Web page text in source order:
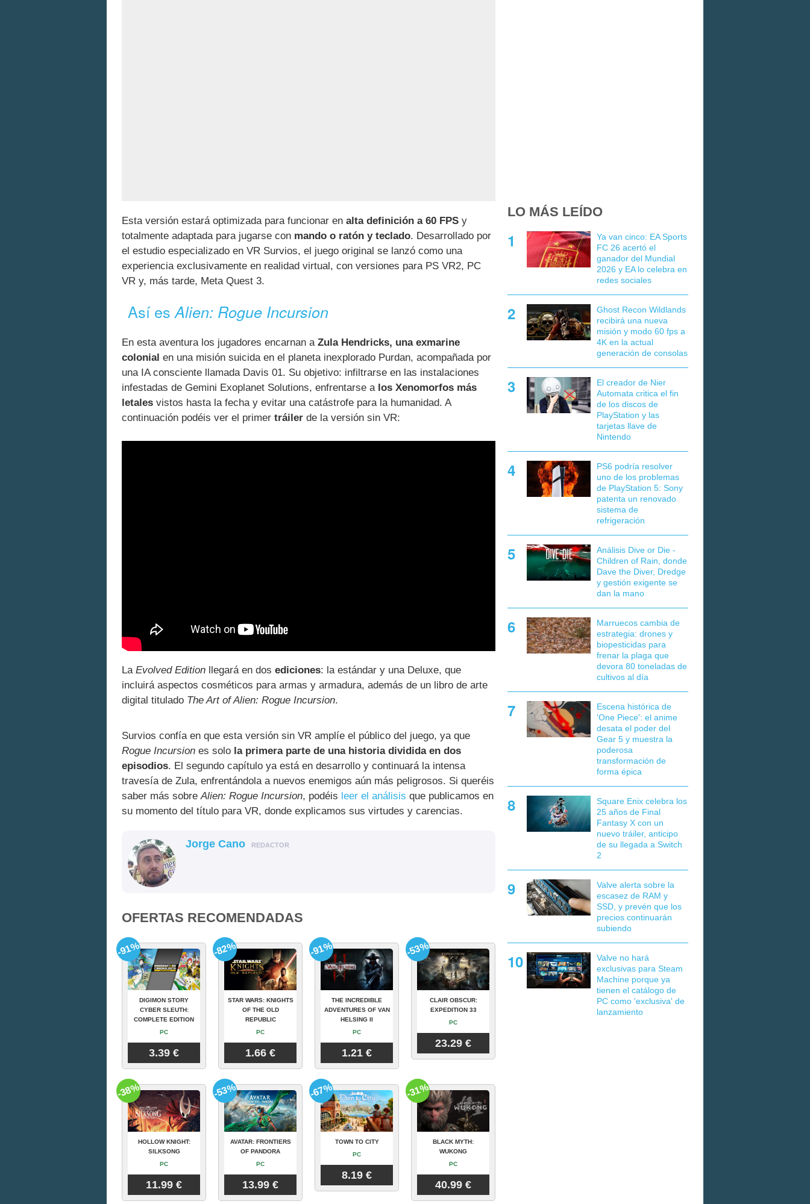
Esta versión estará optimizada para funcionar en alta definición a 60 FPS y
totalmente adaptada para jugarse con mando o ratón y teclado. Desarrollado por
el estudio especializado en VR Survios, el juego original se lanzó como una
experiencia exclusivamente en realidad virtual, con versiones para PS VR2, PC
VR y, más tarde, Meta Quest 3.
Así esAlien: Rogue Incursion
En esta aventura los jugadores encarnan a Zula Hendricks, una exmarine
colonial en una misión suicida en el planeta inexplorado Purdan, acompañada por
una IA consciente llamada Davis 01. Su objetivo: infiltrarse en las instalaciones
infestadas de Gemini Exoplanet Solutions, enfrentarse a los Xenomorfos más
letales vistos hasta la fecha y evitar una catástrofe para la humanidad. A
continuación podéis ver el primer tráiler de la versión sin VR:
La Evolved Edition llegará en dos ediciones: la estándar y una Deluxe, que
incluirá aspectos cosméticos para armas y armadura, además de un libro de arte
digital titulado The Art of Alien: Rogue Incursion.
Survios confía en que esta versión sin VR amplíe el público del juego, ya que
Rogue Incursion es solo la primera parte de una historia dividida en dos
episodios. El segundo capítulo ya está en desarrollo y continuará la intensa
travesía de Zula, enfrentándola a nuevos enemigos aún más peligrosos. Si queréis
saber más sobreAlien: Rogue Incursion, podéis leer el análisis que publicamos en
su momento del título para VR, donde explicamos sus virtudes y carencias.
Jorge Cano REDACTOR
OFERTAS RECOMENDADAS
DIGIMON STORY
CYBER SLEUTH:
COMPLETE EDITION
PC
3.39 €
-91%
STAR WARS: KNIGHTS
OF THE OLD
REPUBLIC
PC
1.66 €
-82%
THE INCREDIBLE
ADVENTURES OF VAN
HELSING II
PC
1.21 €
-91%
CLAIR OBSCUR:
EXPEDITION 33
PC
23.29 €
-53%
HOLLOW KNIGHT:
SILKSONG
PC
11.99 €
-38%
AVATAR: FRONTIERS
OF PANDORA
PC
13.99 €
-53%
TOWN TO CITY
PC
8.19 €
-67%
BLACK MYTH:
WUKONG
PC
40.99 €
-31%
LO MÁS LEÍDO
Ya van cinco: EA Sports
FC 26 acertó el
ganador del Mundial
2026 y EA lo celebra en
redes sociales
Ghost Recon Wildlands
recibirá una nueva
misión y modo 60 fps a
4K en la actual
generación de consolas
El creador de Nier
Automata critica el fin
de los discos de
PlayStation y las
tarjetas llave de
Nintendo
PS6 podría resolver
uno de los problemas
de PlayStation 5: Sony
patenta un renovado
sistema de
refrigeración
Análisis Dive or Die -
Children of Rain, donde
Dave the Diver, Dredge
y gestión exigente se
dan la mano
Marruecos cambia de
estrategia: drones y
biopesticidas para
frenar la plaga que
devora 80 toneladas de
cultivos al día
Escena histórica de
'One Piece': el anime
desata el poder del
Gear 5 y muestra la
poderosa
transformación de
forma épica
Square Enix celebra los
25 años de Final
Fantasy X con un
nuevo tráiler, anticipo
de su llegada a Switch
2
Valve alerta sobre la
escasez de RAM y
SSD, y prevén que los
precios continuarán
subiendo
Valve no hará
exclusivas para Steam
Machine porque ya
tienen el catálogo de
PC como 'exclusiva' de
lanzamiento